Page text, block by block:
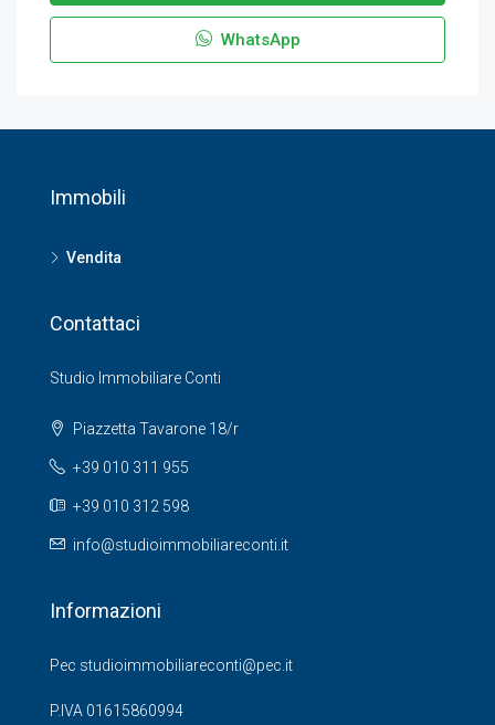
WhatsApp
Immobili
Vendita
Contattaci
Studio Immobiliare Conti
Piazzetta Tavarone 18/r
+39 010 311 955
+39 010 312 598
info@studioimmobiliareconti.it
Informazioni
Pec studioimmobiliareconti@pec.it
P.IVA 01615860994